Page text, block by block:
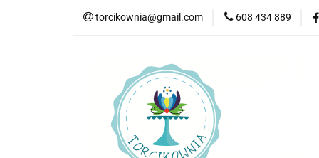
torcikownia@gmail.com 608 434 889